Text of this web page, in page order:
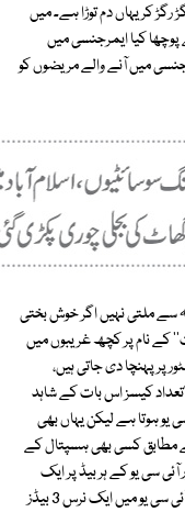
کر یہاں دم توڑا ہے۔ میں
کیا ایمرجنسی میں
میں آنے والے مریضوں کو
سے ملتی نہیں اگر خوش بختی
کے نام پر کچھ غریبوں میں
پر پہنچا دی جاتی ہیں،
کیسز اس بات کے شاہد
یو ہوتا ہے لیکن یہاں بھی
مطابق کسی بھی ہسپتال کے
شرح 50:1ہونی چاہیے اور آئی سی یو کے ہر بیڈ پر ایک
تربیت یافتہ نرس کا ہونا ضروری ہے لیکن ہمارے ہاں آئی سی یو میں ایک نرس 3 بیڈز